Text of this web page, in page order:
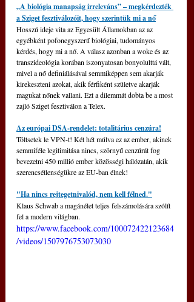
„A biológia manapság irreleváns” – megkérdezték
a Sziget fesztiválozóit, hogy szerintük mi a nő
Hosszú ideje vita az Egyesült Államokban az az
egyébként pofonegyszerű biológiai, tudományos
kérdés, hogy mi a nő. A válasz azonban a woke és az
transzideológia korában iszonyatosan bonyolulttá vált,
mivel a nő definiálásával semmiképpen sem akarják
kirekeszteni azokat, akik férfiként születve akarják
magukat nőnek vallani. Ezt a dilemmát dobta be a most
zajló Sziget fesztiválon a Telex.
Az európai DSA-rendelet: totalitárius cenzúra!
Töltsetek le VPN-t! Két hét múlva ez az ember, akinek
semmiféle legitimitása nincs, szörnyű cenzúrát fog
bevezetni 450 millió ember közösségi hálózatán, akik
szerencsétlenségükre az EU-ban élnek!
"Ha nincs rejtegetnivalód, nem kell félned."
Klaus Schwab a magánélet teljes felszámolására szólít
fel a modern világban.
https://www.facebook.com/100072422123684
/videos/1507976753073030